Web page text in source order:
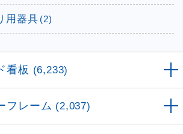
用器具 (2)
看板 (6,233)
フレーム (2,037)